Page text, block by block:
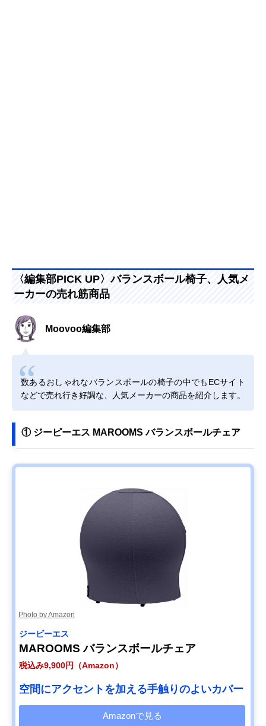
〈編集部PICK UP〉バランスボール椅子、人気メ
ーカーの売れ筋商品
Moovoo編集部
数あるおしゃれなバランスボールの椅子の中でもECサイト
などで売れ行き好調な、人気メーカーの商品を紹介します。
① ジーピーエス MAROOMS バランスボールチェア
Photo by Amazon
ジービーエス
MAROOMS バランスボールチェア
税込み9,900円（Amazon）
空間にアクセントを加える手触りのよいカバー
Amazonで見る